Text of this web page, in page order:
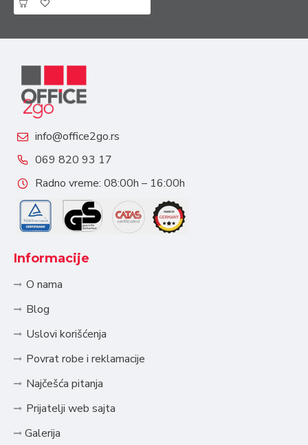
info@office2go.rs
069 820 93 17
Radno vreme: 08:00h – 16:00h
Informacije
O nama
Blog
Uslovi korišćenja
Povrat robe i reklamacije
Najčešća pitanja
Prijatelji web sajta
Galerija